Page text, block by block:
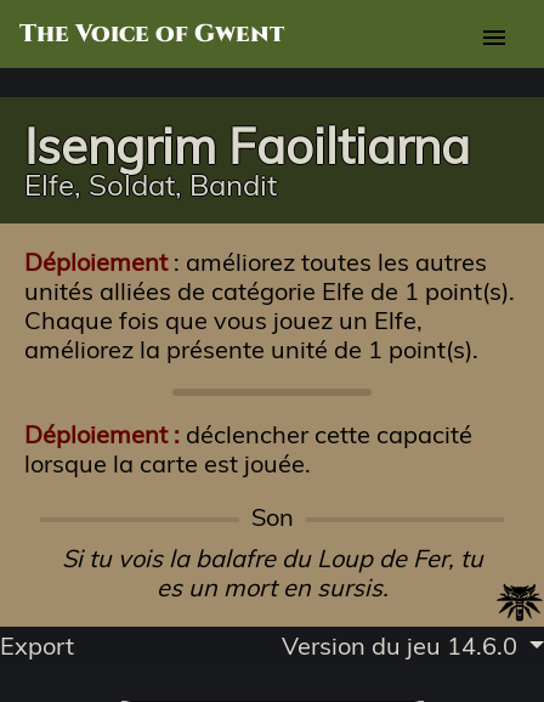
The Voice of Gwent menu
Isengrim Faoiltiarna
Elfe, Soldat, Bandit
Déploiement: améliorez toutes les autres
unités alliées de catégorie Elfe de 1 point(s).
Chaque fois que vous jouez un Elfe,
améliorez la présente unité de 1 point(s).
Déploiement : déclencher cette capacité
lorsque la carte est jouée.
Son
Si tu vois la balafre du Loup de Fer, tu
es un mort en sursis.
Export
Version du jeu 14.6.0